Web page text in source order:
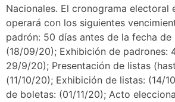
Nacionales. El cronograma electoral
operará con los siguientes
padrón: 50 días antes de la fecha de
(18/09/20); Exhibición de padrones:
29/9/20); Presentación de listas
(11/10/20); Exhibición de listas: (14/
de boletas: (01/11/20); Acto